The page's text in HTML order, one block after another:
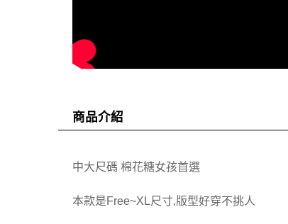
商品介紹
中大尺碼 棉花糖女孩首選
本款是Free~XL尺寸,版型好穿不挑人